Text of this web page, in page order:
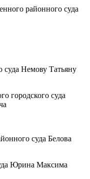
районного суда
суда Немову Татьяну
городского суда
суда Белова
Юрина Максима